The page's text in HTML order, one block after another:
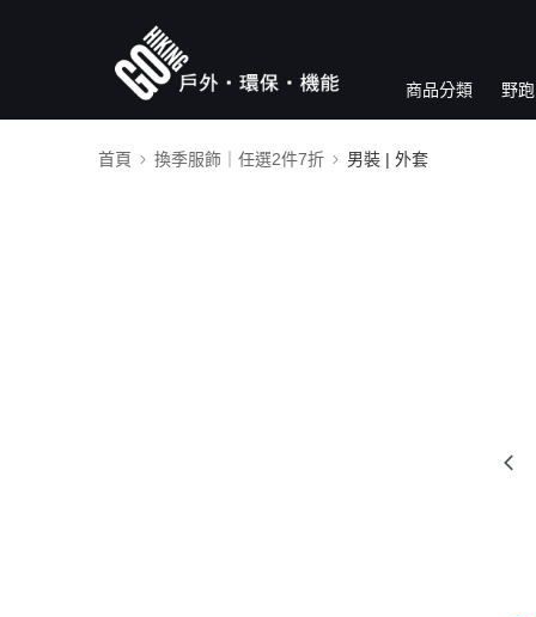
商品分類 野
首頁 換季服飾｜任選2件7折 男裝 | 外套